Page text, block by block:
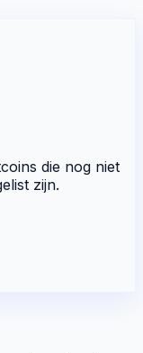
die nog niet
zijn.